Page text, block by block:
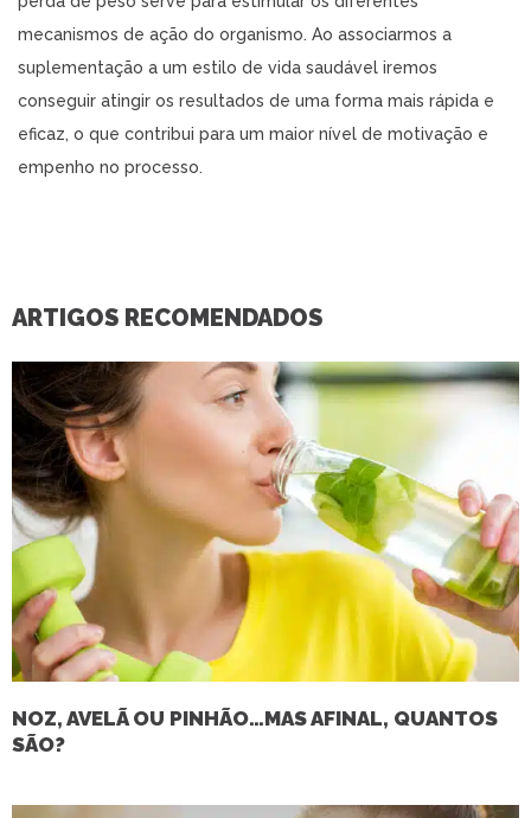
mecanismos de ação do organismo. Ao associarmos a
suplementação a um estilo de vida saudável iremos
conseguir atingir os resultados de uma forma mais rápida e
eficaz, o que contribui para um maior nível de motivação e
empenho no processo.
ARTIGOS RECOMENDADOS
NOZ, AVELÃ OU PINHÃO…MAS AFINAL, QUANTOS
SÃO?